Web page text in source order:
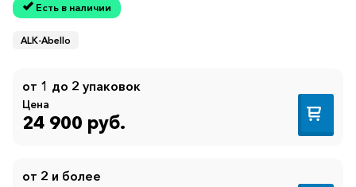
Есть в наличии
ALK-Abello
от 1 до 2 упаковок
Цена
24 900 руб.
от 2 и более